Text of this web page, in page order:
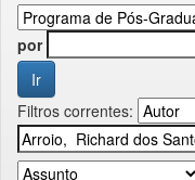
por
Filtros correntes: